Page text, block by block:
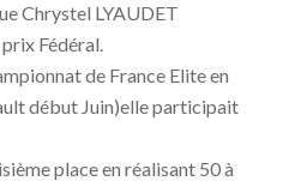
Chrystel LYAUDET
Fédéral.
de France Elite en
début Juin)elle participait
place en réalisant 50 à